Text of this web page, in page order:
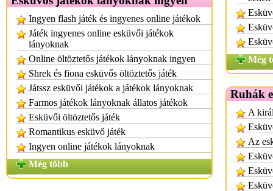
Ingyen flash játék és ingyenes online játékok
Játék ingyenes online esküvői játékok
lányoknak
Online öltöztetős játékok lányoknak ingyen
Shrek és fiona esküvős öltöztetős játék
Játssz esküvői játékok a játékok lányoknak
Farmos játékok lányoknak állatos játékok
Esküvői öltöztetős játék
Romantikus esküvő játék
Ingyen online játékok lányoknak
Még több
Még
Ruhák
A
Az